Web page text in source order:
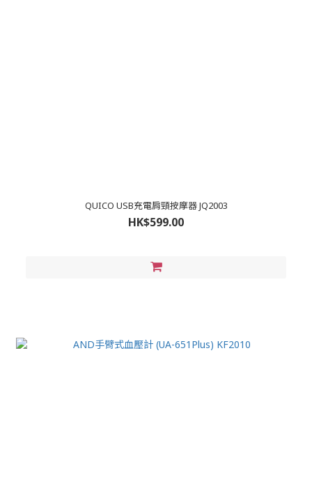
QUICO USB充電肩頸按摩器 JQ2003
HK$599.00